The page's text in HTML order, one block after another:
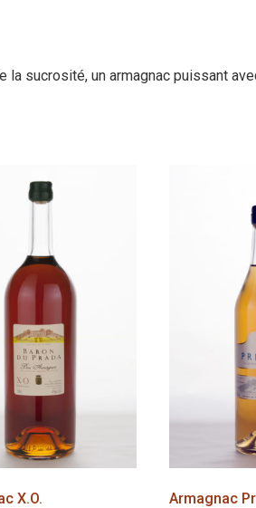
la sucrosité, un armagnac puissant
X.O. Armagnac